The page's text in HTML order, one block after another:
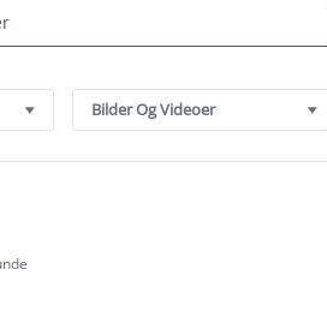
Bilder Og Videoer